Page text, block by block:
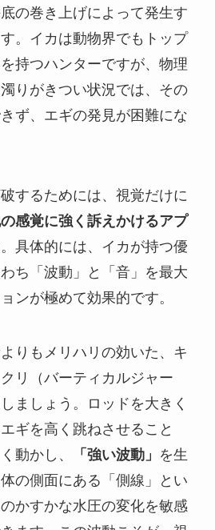
の巻き上げによって発生す
。イカは動物界でもトップ
持つハンターですが、物理
りがきつい状況では、その
ず、エギの発見が困難にな
するためには、視覚だけに
感覚に強く訴えかけるアプ
具体的には、イカが持つ優
ち「波動」と「音」を最大
ンが極めて効果的です。
りも メリハリの効いた、キ
リ（バーティカルジャー
ましょう。ロッドを大きく
ギを高く跳ねさせること
動かし、
「強い波動」 を生
の側面にある「側線」とい
かすかな水圧の変化を敏感